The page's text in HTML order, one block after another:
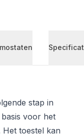
stap in
voor het
toestel kan